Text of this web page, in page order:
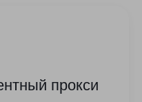
прокси